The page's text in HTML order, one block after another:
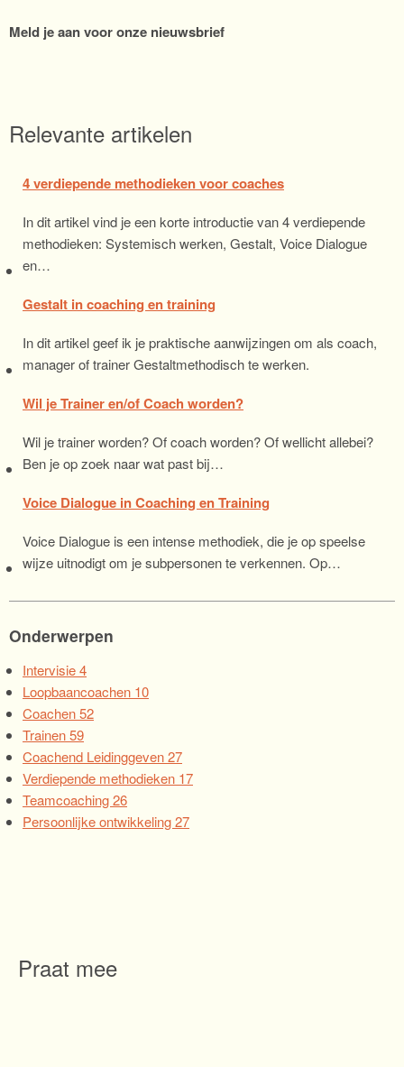
Meld je aan voor onze nieuwsbrief
Relevante artikelen
4 verdiepende methodieken voor coaches
In dit artikel vind je een korte introductie van 4 verdiepende
methodieken: Systemisch werken, Gestalt, Voice Dialogue
en…
Gestalt in coaching en training
In dit artikel geef ik je praktische aanwijzingen om als coach,
manager of trainer Gestaltmethodisch te werken.
Wil je Trainer en/of Coach worden?
Wil je trainer worden? Of coach worden? Of wellicht allebei?
Ben je op zoek naar wat past bij…
Voice Dialogue in Coaching en Training
Voice Dialogue is een intense methodiek, die je op speelse
wijze uitnodigt om je subpersonen te verkennen. Op…
Onderwerpen
Intervisie4
Loopbaancoachen 10
Coachen52
Trainen59
Coachend Leidinggeven27
Verdiepende methodieken 17
Teamcoaching26
Persoonlijke ontwikkeling27
Praat mee